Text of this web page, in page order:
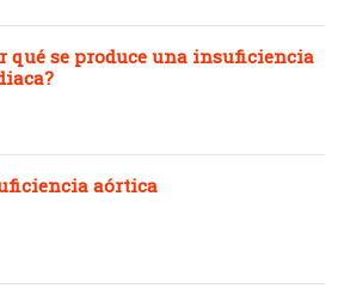
qué se produce una insuficiencia
aórtica